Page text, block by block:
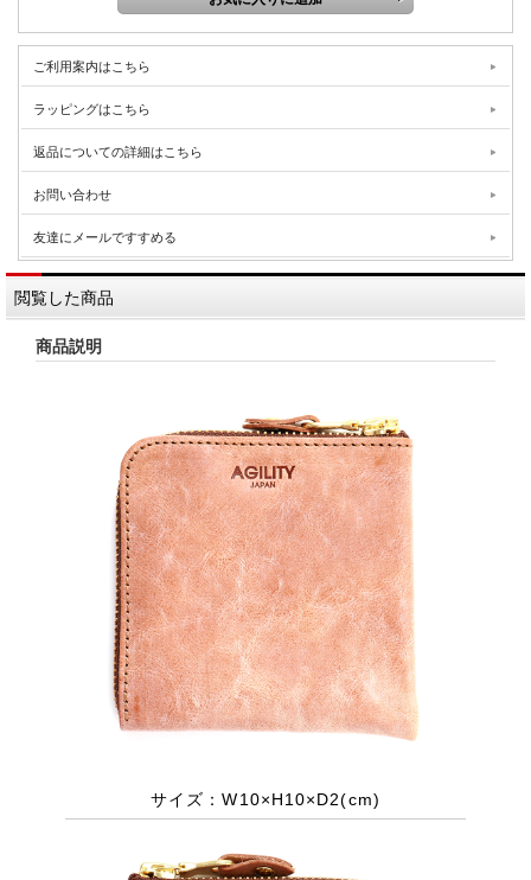
ご利用案内はこちら
ラッピングはこちら
返品についての詳細はこちら
お問い合わせ
友達にメールですすめる
閲覧した商品
商品説明